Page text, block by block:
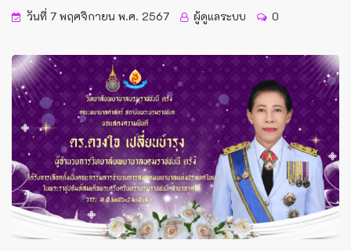
วันที่ 7 พฤศจิกายน พ.ศ. 2567 ผู้ดูแลระบบ 0